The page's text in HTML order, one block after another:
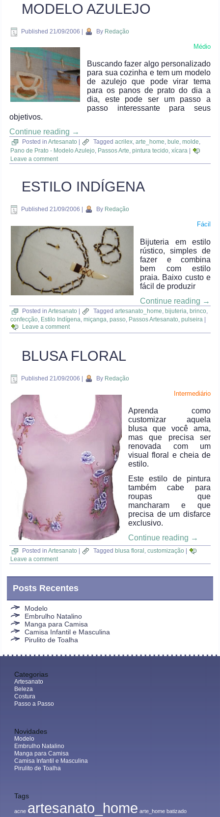
MODELO AZULEJO
Published 21/09/2006 By Redação
Médio
Buscando fazer algo personalizado
para sua cozinha e tem um modelo
de azulejo que pode virar tema
para os panos de prato do dia a
dia, este pode ser um passo a
passo interessante para seus
objetivos.
Continue reading →
Posted in Artesanato Tagged acrilex,arte_home, bule,molde,
Pano de Prato - Modelo Azulejo, Passos Arte,pintura tecido,xícara
Leave a comment
ESTILO INDÍGENA
Published 21/09/2006 By Redação
Fácil
Bijuteria em estilo
rústico, simples de
fazer e combina
bem com estilo
praia. Baixo custo e
fácil de produzir
Continue reading →
Posted in Artesanato | Tagged artesanato_home,bijuteria,brinco,
confecção Estilo Indígena ,miçanga ,passo Passos Artesanato ,pulseira |
Leave a comment
BLUSA FLORAL
Published 21/09/2006 | By Redação
Intermediário
Aprenda como
customizar aquela
blusa que você ama,
mas que precisa ser
renovada com um
visual floral e cheia de
estilo.
Este estilo de pintura
também cabe para
roupas que
mancharam e que
precisa de um disfarce
exclusivo.
Continue reading →
Posted in Artesanato | Tagged blusa floral,customização |
Leave a comment
Posts Recentes
Modelo
Embrulho Natalino
Manga para Camisa
Camisa Infantil e Masculina
Pirulito de Toalha
Categorias
Artesanato
Beleza
Costura
Passo a Passo
Novidades
Modelo
Embrulho Natalino
Manga para Camisa
Camisa Infantil e Masculina
Pirulito de Toalha
Tags
acne artesanato_home arte_home batizado